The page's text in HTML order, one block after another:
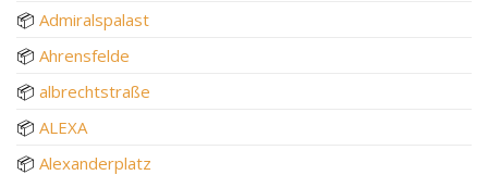
📦 Admiralspalast
📦 Ahrensfelde
📦 albrechtstraße
📦 ALEXA
📦 Alexanderplatz